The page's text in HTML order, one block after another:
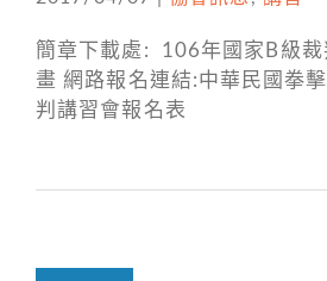
簡章下載處: 106年國家B級裁
畫 網路報名連結:中華民國拳
判講習會報名表